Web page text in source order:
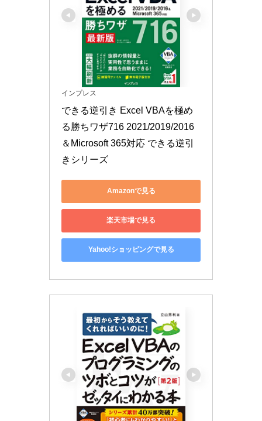
インプレス
できる逆引き Excel VBAを極め
る勝ちワザ716 2021/2019/2016
＆Microsoft 365対応 できる逆引
きシリーズ
Amazonで見る
楽天市場で見る
Yahoo!ショッピングで見る